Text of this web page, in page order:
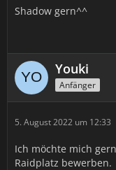
Shadow gern^^
Youki
Anfänger
5. August 2022 um 12:33
Ich möchte mich
Raidplatz bewerben.